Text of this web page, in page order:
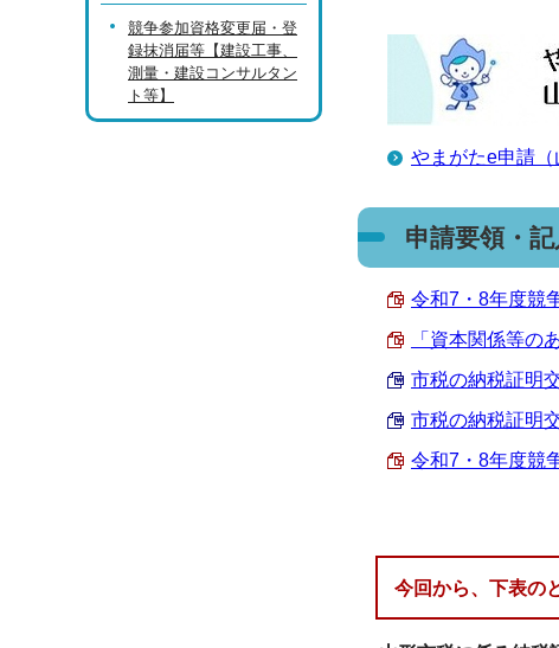
やまがたe申請（
申請要領・
令和7・8年度競
「資本関係等の
市税の納税証明
市税の納税証明
令和7・8年度競
今回から、下表の
競争参加資格変更届・登
録抹消届等【建設工事、
測量・建設コンサルタン
ト等】